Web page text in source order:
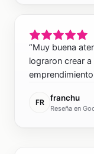
“Muy buena
lograron crear
FR franchu
Reseña en